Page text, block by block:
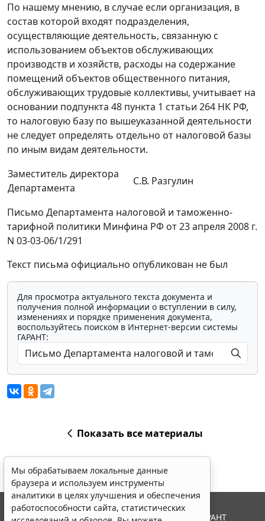
По нашему мнению, в случае если организация, в
состав которой входят подразделения,
осуществляющие деятельность, связанную с
использованием объектов обслуживающих
производств и хозяйств, расходы на содержание
помещений объектов общественного питания,
обслуживающих трудовые коллективы, учитывает на
основании подпункта 48 пункта 1 статьи 264 НК РФ,
то налоговую базу по вышеуказанной деятельности
не следует определять отдельно от налоговой базы
по иным видам деятельности.
Заместитель директора
Департамента
С.В. Разгулин
Письмо Департамента налоговой и таможенно-
тарифной политики Минфина РФ от 23 апреля 2008 г.
N 03-03-06/1/291
Текст письма официально опубликован не был
Для просмотра актуального текста документа и
получения полной информации о вступлении в силу,
изменениях и порядке применения документа,
воспользуйтесь поиском в Интернет-версии системы
ГАРАНТ:
Показать все материалы
Мы обрабатываем локальные данные
браузера и используем инструменты
аналитики в целях улучшения и обеспечения
работоспособности сайта, статистических
© ООО "НПП "ГАРАНТ-СЕРВИС", 2026. Система ГАРАНТ